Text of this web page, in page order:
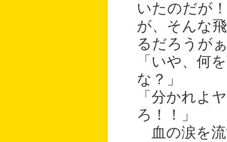
いたのだが
が、そんな
るだろうが
「いや、何
な？」
「分かれよ
ろ！！」
血の涙を流